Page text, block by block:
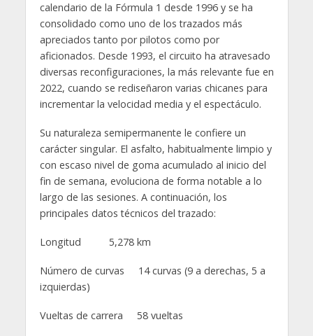
calendario de la Fórmula 1 desde 1996 y se ha
consolidado como uno de los trazados más
apreciados tanto por pilotos como por
aficionados. Desde 1993, el circuito ha atravesado
diversas reconfiguraciones, la más relevante fue en
2022, cuando se rediseñaron varias chicanes para
incrementar la velocidad media y el espectáculo.
Su naturaleza semipermanente le confiere un
carácter singular. El asfalto, habitualmente limpio y
con escaso nivel de goma acumulado al inicio del
fin de semana, evoluciona de forma notable a lo
largo de las sesiones. A continuación, los
principales datos técnicos del trazado:
Longitud 5,278 km
Número de curvas 14 curvas (9 a derechas, 5 a
izquierdas)
Vueltas de carrera 58 vueltas